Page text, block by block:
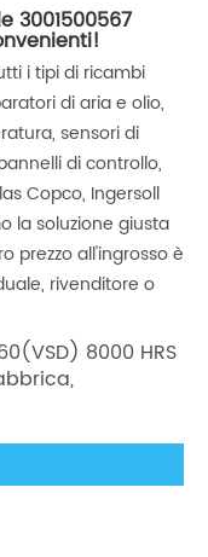
3001500567
i tipi di ricambi
di aria e olio,
sensori di
di controllo,
Copco, Ingersoll
la soluzione giusta
prezzo all'ingrosso è
rivenditore o
8000 HRS